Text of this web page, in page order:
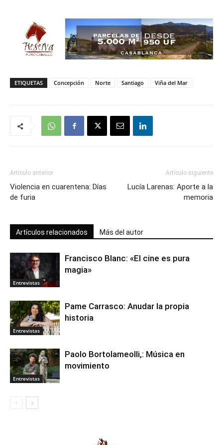
ETIQUETAS Concepción Norte Santiago Viña del Mar
Artículo anterior
Violencia en cuarentena: Días
de furia
Artículo siguiente
Lucía Larenas: Aporte a la
memoria
Artículos relacionados Más del autor
Entrevistas
Francisco Blanc: «El cine es pura
magia»
Entrevistas
Pame Carrasco: Anudar la propia
historia
Entrevistas
Paolo Bortolameolli,: Música en
movimiento